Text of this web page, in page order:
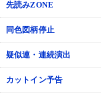
先読みZONE
同色図柄停止
疑似連・連続演出
カットイン予告